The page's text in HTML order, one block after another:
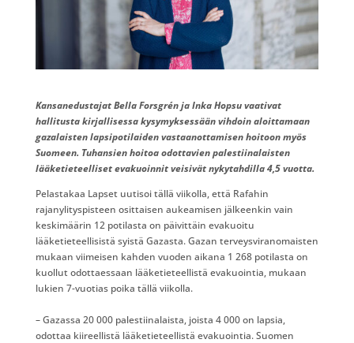
Kansanedustajat Bella Forsgrén ja Inka Hopsu vaativat
hallitusta kirjallisessa kysymyksessään vihdoin aloittamaan
gazalaisten lapsipotilaiden vastaanottamisen hoitoon myös
Suomeen. Tuhansien hoitoa odottavien palestiinalaisten
lääketieteelliset evakuoinnit veisivät nykytahdilla 4,5 vuotta.
Pelastakaa Lapset uutisoi tällä viikolla, että Rafahin
rajanylityspisteen osittaisen aukeamisen jälkeenkin vain
keskimäärin 12 potilasta on päivittäin evakuoitu
lääketieteellisistä syistä Gazasta. Gazan terveysviranomaisten
mukaan viimeisen kahden vuoden aikana 1 268 potilasta on
kuollut odottaessaan lääketieteellistä evakuointia, mukaan
lukien 7-vuotias poika tällä viikolla.
– Gazassa 20 000 palestiinalaista, joista 4 000 on lapsia,
odottaa kiireellistä lääketieteellistä evakuointia. Suomen